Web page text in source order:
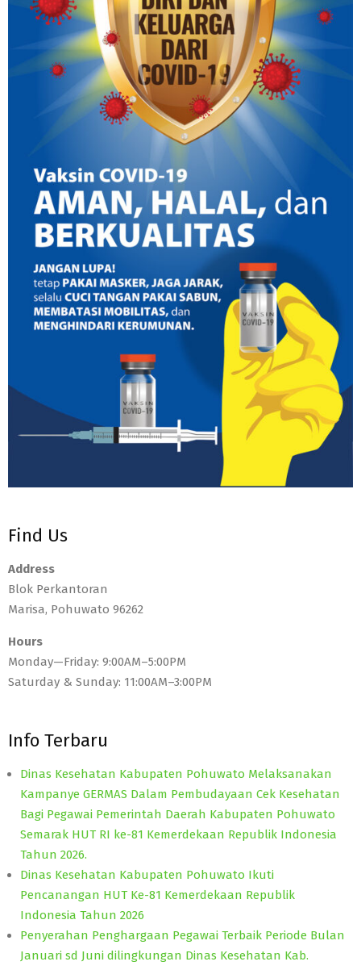
Find Us
Address
Blok Perkantoran
Marisa, Pohuwato 96262
Hours
Monday—Friday: 9:00AM–5:00PM
Saturday & Sunday: 11:00AM–3:00PM
Info Terbaru
Dinas Kesehatan Kabupaten Pohuwato Melaksanakan
Kampanye GERMAS Dalam Pembudayaan Cek Kesehatan
Bagi Pegawai Pemerintah Daerah Kabupaten Pohuwato
Semarak HUT RI ke-81 Kemerdekaan Republik Indonesia
Tahun 2026.
Dinas Kesehatan Kabupaten Pohuwato Ikuti
Pencanangan HUT Ke-81 Kemerdekaan Republik
Indonesia Tahun 2026
Penyerahan Penghargaan Pegawai Terbaik Periode Bulan
Januari sd Juni dilingkungan Dinas Kesehatan Kab.